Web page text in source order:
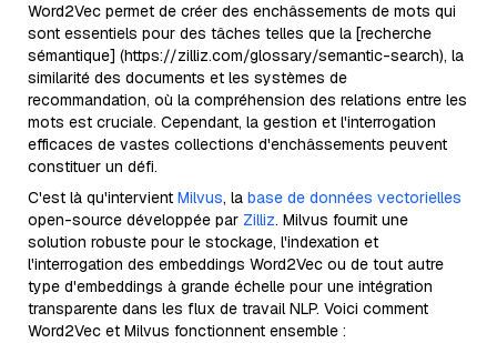
Word2Vec permet de créer des enchâssements de mots qui
sont essentiels pour des tâches telles que la [recherche
sémantique] (https://zilliz.com/glossary/semantic-search), la
similarité des documents et les systèmes de
recommandation, où la compréhension des relations entre les
mots est cruciale. Cependant, la gestion et l'interrogation
efficaces de vastes collections d'enchâssements peuvent
constituer un défi.
C'est là qu'intervient Milvus, la base de données vectorielles
open-source développée par Zilliz. Milvus fournit une
solution robuste pour le stockage, l'indexation et
l'interrogation des embeddings Word2Vec ou de tout autre
type d'embeddings à grande échelle pour une intégration
transparente dans les flux de travail NLP. Voici comment
Word2Vec et Milvus fonctionnent ensemble :